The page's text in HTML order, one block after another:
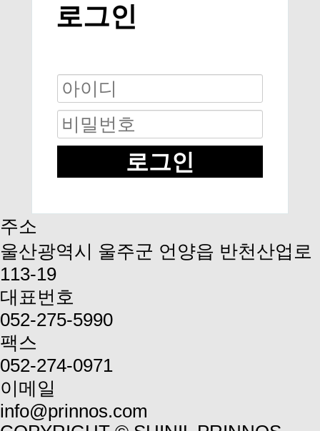
로그인
로그인
주소
울산광역시 울주군 언양읍 반천산업로
113-19
대표번호
052-275-5990
팩스
052-274-0971
이메일
info@prinnos.com